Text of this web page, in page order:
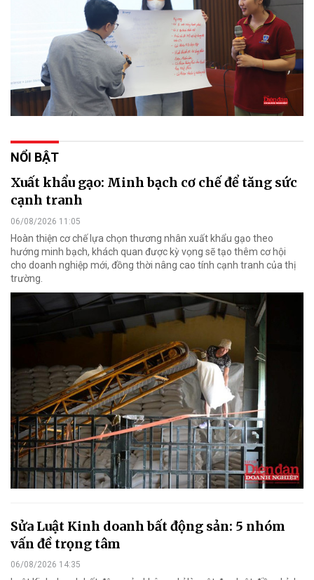
NỔI BẬT
Xuất khẩu gạo: Minh bạch cơ chế để tăng sức
cạnh tranh
06/08/2026 11:05
Hoàn thiện cơ chế lựa chọn thương nhân xuất khẩu gạo theo
hướng minh bạch, khách quan được kỳ vọng sẽ tạo thêm cơ hội
cho doanh nghiệp mới, đồng thời nâng cao tính cạnh tranh của thị
trường.
Sửa Luật Kinh doanh bất động sản: 5 nhóm
vấn đề trọng tâm
06/08/2026 14:35